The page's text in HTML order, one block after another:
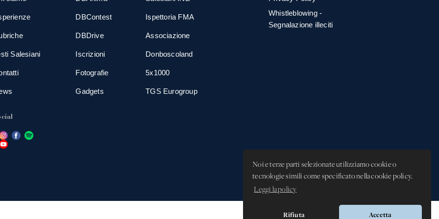
Noi e terze parti selezionate utilizziamo cookie o
tecnologie simili come specificato nella cookie policy.
Leggi la policy
Rifiuta Accetta
Salesiani
DBContest
DBDrive
Iscrizioni
Fotografie
Gadgets
Ispettoria FMA
Associazione
Donboscoland
5x1000
TGS Eurogroup
Whistleblowing -
Segnalazione illeciti